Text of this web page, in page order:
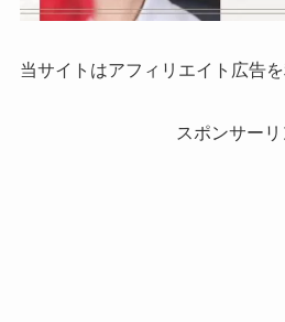
当サイトはアフィリエイト広告を
スポンサーリ